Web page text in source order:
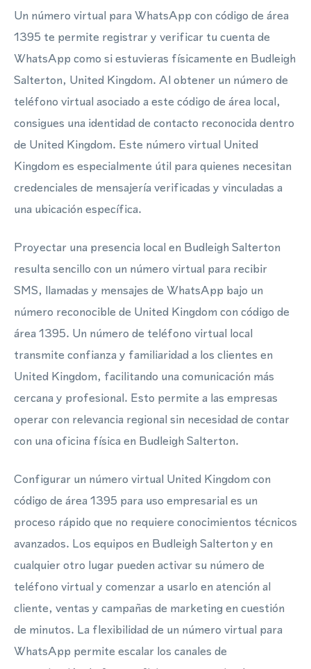
Un número virtual para WhatsApp con código de área
1395 te permite registrar y verificar tu cuenta de
WhatsApp como si estuvieras físicamente en Budleigh
Salterton, United Kingdom. Al obtener un número de
teléfono virtual asociado a este código de área local,
consigues una identidad de contacto reconocida dentro
de United Kingdom. Este número virtual United
Kingdom es especialmente útil para quienes necesitan
credenciales de mensajería verificadas y vinculadas a
una ubicación específica.
Proyectar una presencia local en Budleigh Salterton
resulta sencillo con un número virtual para recibir
SMS, llamadas y mensajes de WhatsApp bajo un
número reconocible de United Kingdom con código de
área 1395. Un número de teléfono virtual local
transmite confianza y familiaridad a los clientes en
United Kingdom, facilitando una comunicación más
cercana y profesional. Esto permite a las empresas
operar con relevancia regional sin necesidad de contar
con una oficina física en Budleigh Salterton.
Configurar un número virtual United Kingdom con
código de área 1395 para uso empresarial es un
proceso rápido que no requiere conocimientos técnicos
avanzados. Los equipos en Budleigh Salterton y en
cualquier otro lugar pueden activar su número de
teléfono virtual y comenzar a usarlo en atención al
cliente, ventas y campañas de marketing en cuestión
de minutos. La flexibilidad de un número virtual para
WhatsApp permite escalar los canales de